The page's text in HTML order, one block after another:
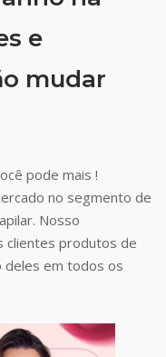
e
mudar
pode mais !
no segmento de
Nosso
clientes produtos de
deles em todos os